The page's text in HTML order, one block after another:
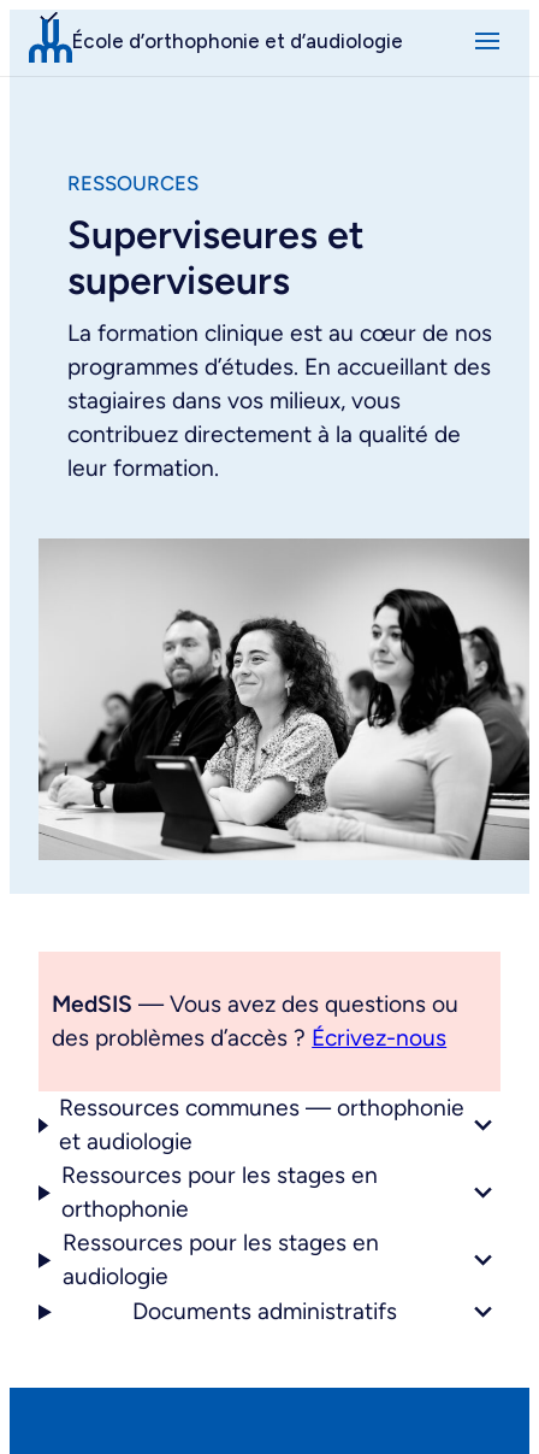
Aller
au
École d’orthophonie et d’audiologie
RESSOURCES
Superviseures et
superviseurs
La formation clinique est au cœur de nos
programmes d’études. En accueillant des
stagiaires dans vos milieux, vous
contribuez directement à la qualité de
leur formation.
MedSIS — Vous avez des questions ou
des problèmes d’accès ? Écrivez-nous
Ressources communes — orthophonie
et audiologie
Ressources pour les stages en
orthophonie
Ressources pour les stages en
audiologie
Documents administratifs